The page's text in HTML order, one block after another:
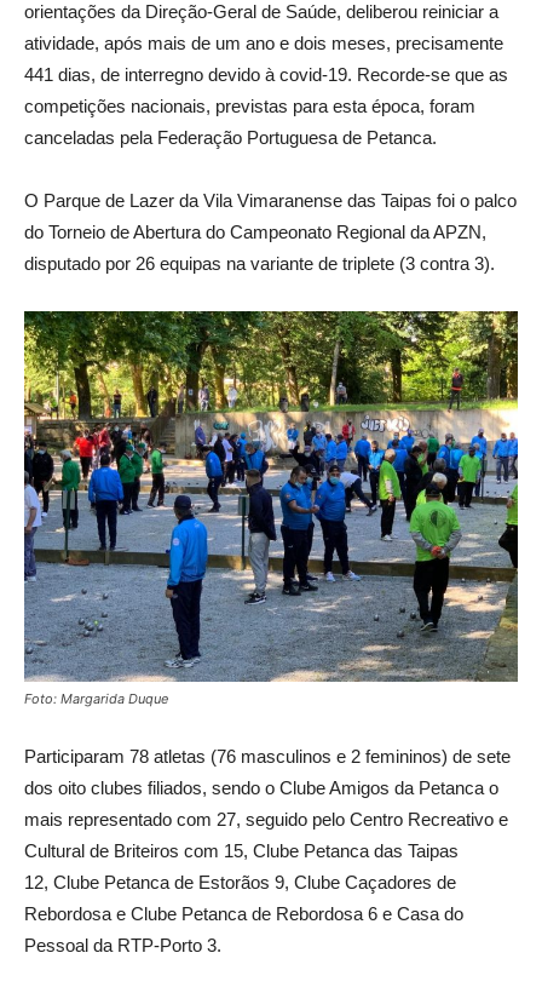
orientações da Direção-Geral de Saúde, deliberou reiniciar a
atividade, após mais de um ano e dois meses, precisamente
441 dias, de interregno devido à covid-19. Recorde-se que as
competições nacionais, previstas para esta época, foram
canceladas pela Federação Portuguesa de Petanca.
O Parque de Lazer da Vila Vimaranense das Taipas foi o palco
do Torneio de Abertura do Campeonato Regional da APZN,
disputado por 26 equipas na variante de triplete (3 contra 3).
Foto: Margarida Duque
Participaram 78 atletas (76 masculinos e 2 femininos) de sete
dos oito clubes filiados, sendo o Clube Amigos da Petanca o
mais representado com 27, seguido pelo Centro Recreativo e
Cultural de Briteiros com 15, Clube Petanca das Taipas
12, Clube Petanca de Estorãos 9, Clube Caçadores de
Rebordosa e Clube Petanca de Rebordosa 6 e Casa do
Pessoal da RTP-Porto 3.